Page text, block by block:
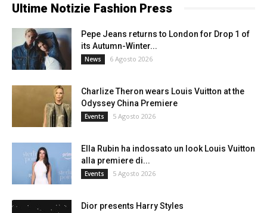
Ultime Notizie Fashion Press
Pepe Jeans returns to London for Drop 1 of
its Autumn-Winter...
News 6 Agosto 2026
Charlize Theron wears Louis Vuitton at the
Odyssey China Premiere
Events 5 Agosto 2026
Ella Rubin ha indossato un look Louis Vuitton
alla premiere di...
Events 5 Agosto 2026
Dior presents Harry Styles